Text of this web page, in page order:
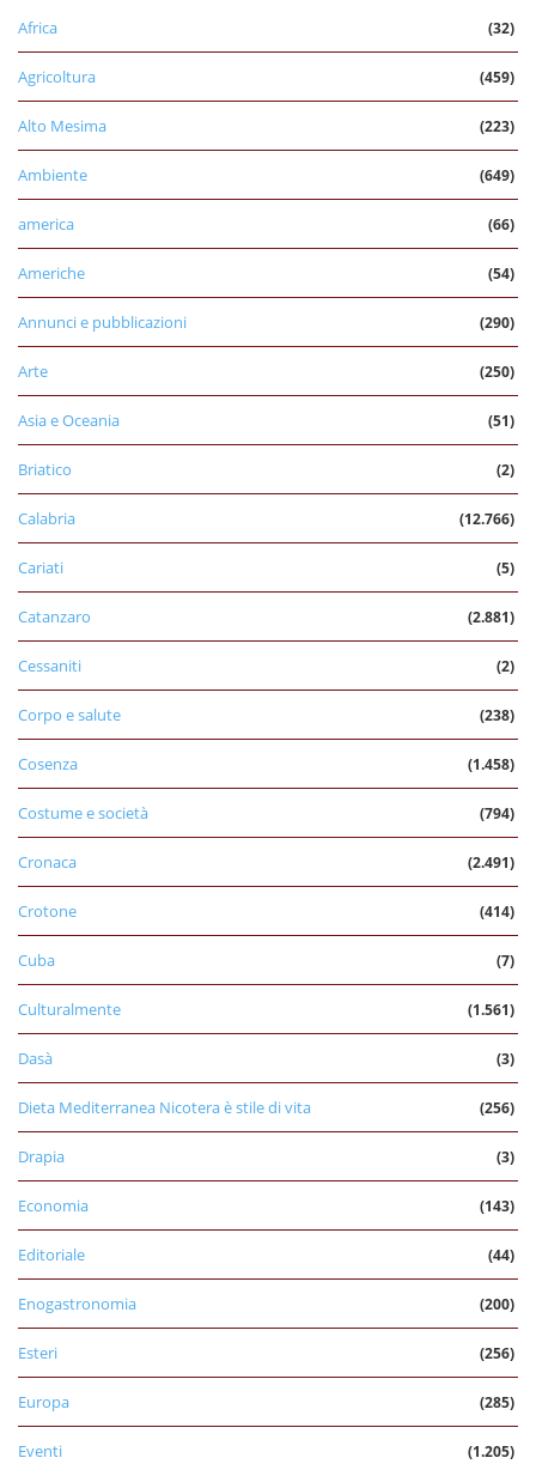
Africa (32)
Agricoltura (459)
Alto Mesima (223)
Ambiente (649)
america (66)
Americhe (54)
Annunci e pubblicazioni (290)
Arte (250)
Asia e Oceania (51)
Briatico (2)
Calabria (12.766)
Cariati (5)
Catanzaro (2.881)
Cessaniti (2)
Corpo e salute (238)
Cosenza (1.458)
Costume e società (794)
Cronaca (2.491)
Crotone (414)
Cuba (7)
Culturalmente (1.561)
Dasà (3)
Dieta Mediterranea Nicotera è stile di vita (256)
Drapia (3)
Economia (143)
Editoriale (44)
Enogastronomia (200)
Esteri (256)
Europa (285)
Eventi (1.205)